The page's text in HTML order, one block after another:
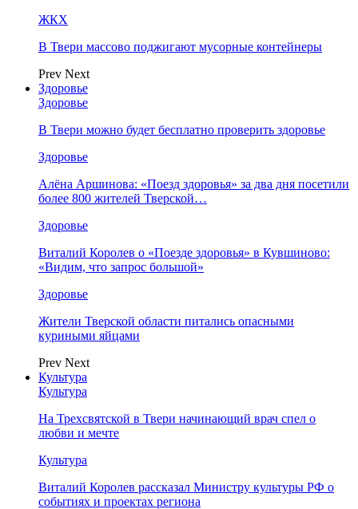
ЖКХ
В Твери массово поджигают мусорные контейнеры
Prev Next
Здоровье
Здоровье
В Твери можно будет бесплатно проверить здоровье
Здоровье
Алёна Аршинова: «Поезд здоровья» за два дня посетили
более 800 жителей Тверской…
Здоровье
Виталий Королев о «Поезде здоровья» в Кувшиново:
«Видим, что запрос большой»
Здоровье
Жители Тверской области питались опасными
куриными яйцами
Prev Next
Культура
Культура
На Трехсвятской в Твери начинающий врач спел о
любви и мечте
Культура
Виталий Королев рассказал Министру культуры РФ о
событиях и проектах региона